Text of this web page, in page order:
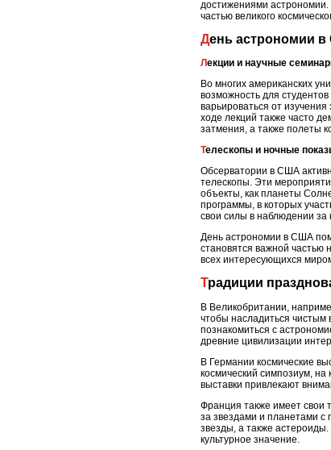
достижениями астрономии.
частью великого
День астрономии
Лекции и научные
Во многих американских
возможность для
варьироваться от
ходе лекций также часто
затмения, а также полеты
Телескопы и ночные
Обсерватории в США
телескопы. Эти
объекты, как планеты
программы, в которых
свои силы в наблюдении за
День астрономии в США
становятся важной частью
всех интересующихся
Традиции
В Великобритании,
чтобы насладиться чистым
познакомиться с
древние цивилизации
В Германии космические
космический симпозиум,
выставки привлекают
Франция также имеет свои
за звездами и планетами
звезды, а также астероиды.
культурное значение.